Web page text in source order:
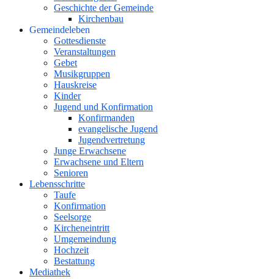
Geschichte der Gemeinde
Kirchenbau
Gemeindeleben
Gottesdienste
Veranstaltungen
Gebet
Musikgruppen
Hauskreise
Kinder
Jugend und Konfirmation
Konfirmanden
evangelische Jugend
Jugendvertretung
Junge Erwachsene
Erwachsene und Eltern
Senioren
Lebensschritte
Taufe
Konfirmation
Seelsorge
Kircheneintritt
Umgemeindung
Hochzeit
Bestattung
Mediathek